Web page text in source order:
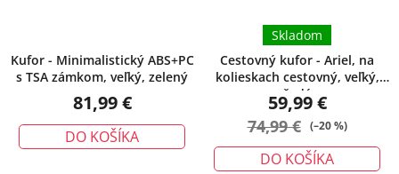
Kufor - Minimalistický ABS+PC
s TSA zámkom, veľký, zelený
81,99 €
DO KOŠÍKA
Cestovný kufor - Ariel, na
kolieskach cestovný, veľký,
šedý
Skladom
59,99 €
74,99 € (–20 %)
DO KOŠÍKA